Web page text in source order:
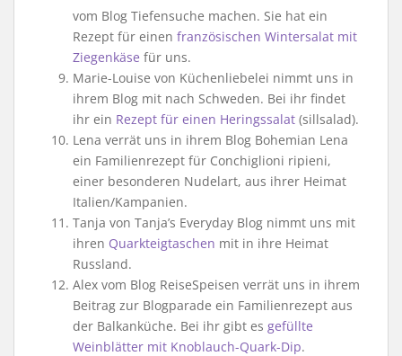
vom Blog Tiefensuche machen. Sie hat ein
Rezept für einen französischen Wintersalat mit
Ziegenkäse für uns.
Marie-Louise von Küchenliebelei nimmt uns in
ihrem Blog mit nach Schweden. Bei ihr findet
ihr ein Rezept für einen Heringssalat (sillsalad).
Lena verrät uns in ihrem Blog Bohemian Lena
ein Familienrezept für Conchiglioni ripieni,
einer besonderen Nudelart, aus ihrer Heimat
Italien/Kampanien.
Tanja von Tanja’s Everyday Blog nimmt uns mit
ihren Quarkteigtaschen mit in ihre Heimat
Russland.
Alex vom Blog ReiseSpeisen verrät uns in ihrem
Beitrag zur Blogparade ein Familienrezept aus
der Balkanküche. Bei ihr gibt es gefüllte
Weinblätter mit Knoblauch-Quark-Dip.